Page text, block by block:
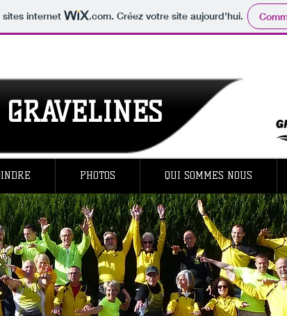
internet .com. Créez votre site aujourd'hui.
PHOTOS QUI SOMMES NOUS